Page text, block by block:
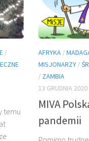
/
temu
AFRYKA /
MISJONARZY /
/ ZAMBIA
13 GRUDNIA 2020
MIVA
pandemii